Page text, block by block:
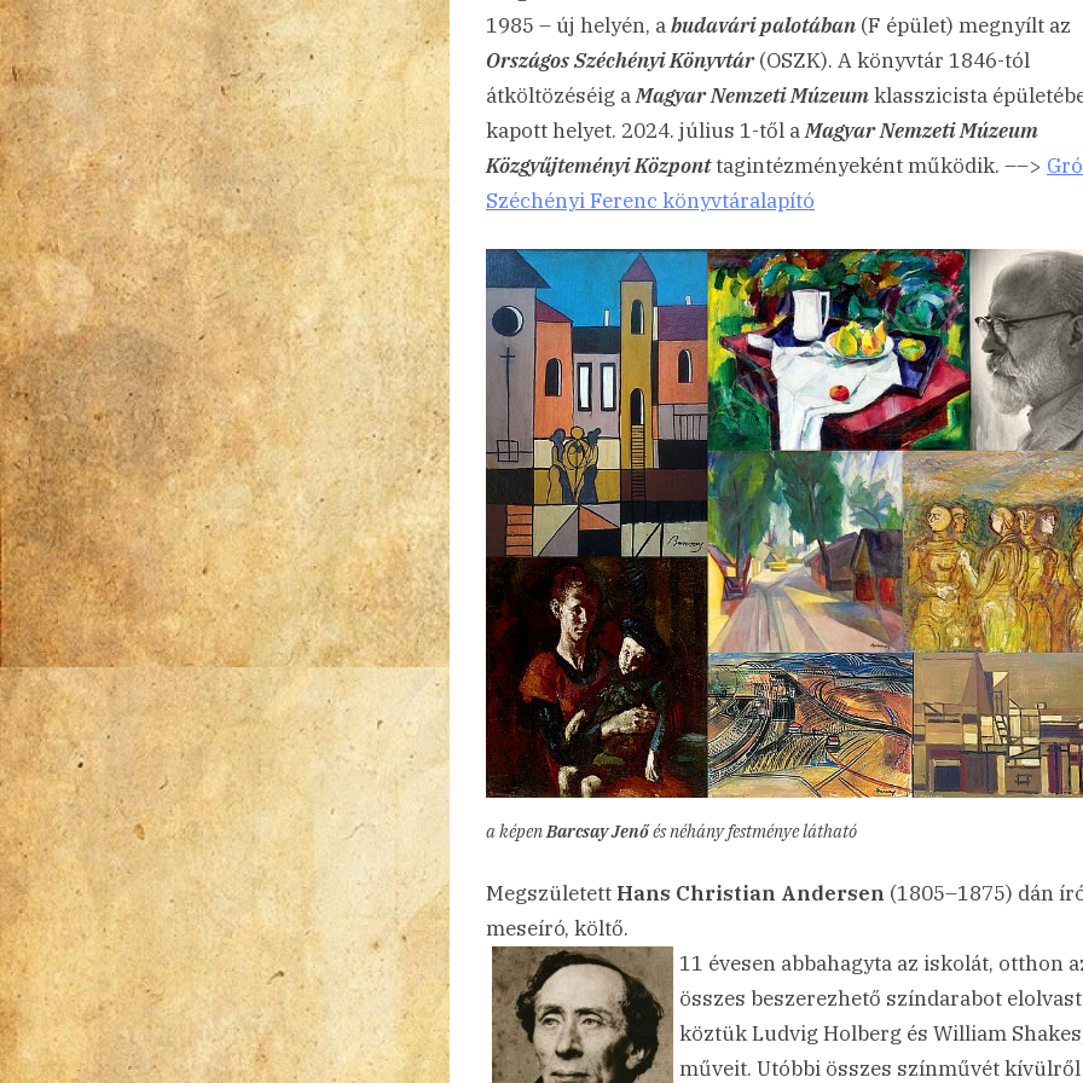
1985 – új helyén, abudavári palotában (F épület) megnyílt az
Országos Széchényi Könyvtár(OSZK). A könyvtár 1846-tól
átköltözéséig aMagyar Nemzeti Múzeumklasszicista
kapott helyet. 2024. július 1-től aMagyar Nemzeti Múzeum
Közgyűjteményi Központtagintézményeként működik. ––>
Széchényi Ferenc könyvtáralapító
a képen Barcsay Jenőés néhány festménye látható
Megszületett Hans Christian Andersen (1805–1875) dán
meseíró, költő.
11 évesen abbahagyta az iskolát, otthon
összes beszerezhető színdarabot
köztük Ludvig Holberg és William
műveit. Utóbbi összes színművét kívülről